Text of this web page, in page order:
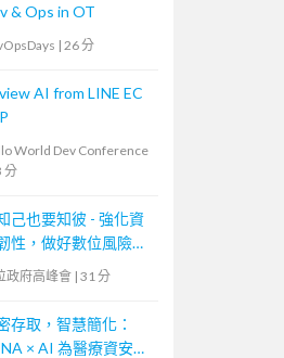
& Ops in OT
| 26 分
AI from LINE EC
World Dev Conference
分
知己也要知彼 - 強化資
性，做好數位風險防
】
政府高峰會 | 31 分
存取，智慧簡化：
× AI 為醫療資安注